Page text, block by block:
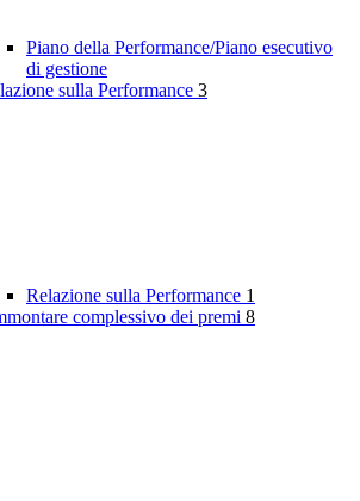
Piano della Performance/Piano esecutivo
di gestione
sulla Performance 3
Relazione sulla Performance 1
complessivo dei premi 8